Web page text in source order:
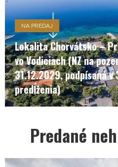
NA PREDAJ
Lokalita Chorvátsko –
vo Vodiciach (NZ na
31.12.2029, podpísaná
predĺženia)
Predané